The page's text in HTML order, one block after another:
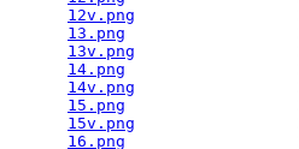
12v.png
13.png
13v.png
14.png
14v.png
15.png
15v.png
16.png